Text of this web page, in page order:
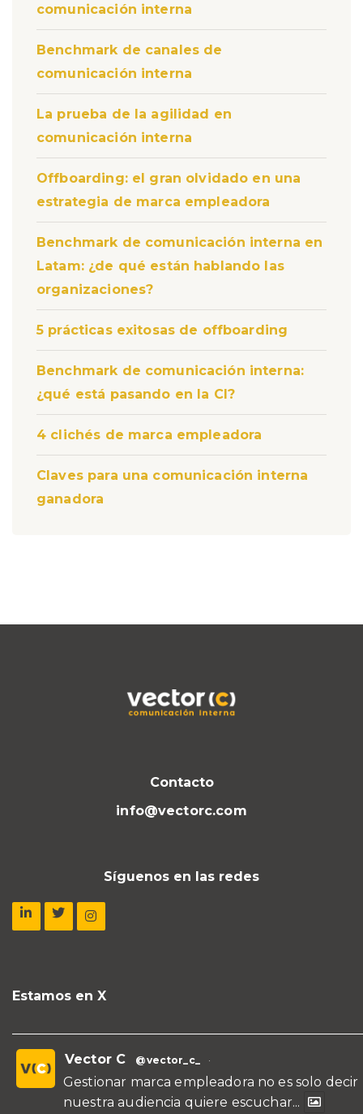
comunicación interna
Benchmark de canales de
comunicación interna
La prueba de la agilidad en
comunicación interna
Offboarding: el gran olvidado en una
estrategia de marca empleadora
Benchmark de comunicación interna en
Latam: ¿de qué están hablando las
organizaciones?
5 prácticas exitosas de offboarding
Benchmark de comunicación interna:
¿qué está pasando en la CI?
4 clichés de marca empleadora
Claves para una comunicación interna
ganadora
Contacto
info@vectorc.com
Síguenos en las redes
Estamos en X
Vector C @vector_c_ ·
Gestionar marca empleadora no es solo
nuestra audiencia quiere escuchar...